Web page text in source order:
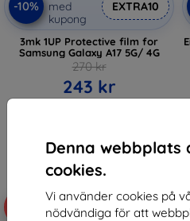
Denna webbplats
cookies.
Vi använder cookies på
nödvändiga för att
-10%
med
kupong
EXTRA10
3mk 1UP Protective film for
Samsung Galaxy A17 5G/ 4G
270 kr
243 kr